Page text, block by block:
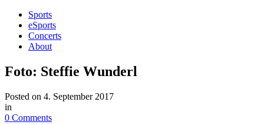
Sports
eSports
Concerts
About
Foto: Steffie Wunderl
Posted on 4. September 2017
in
0 Comments